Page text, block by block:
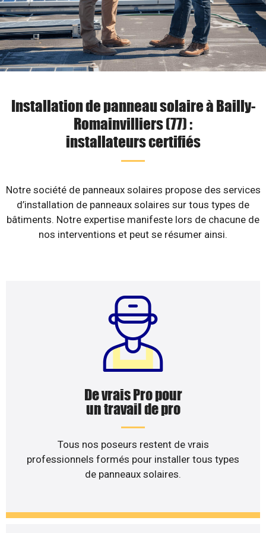
Installation de panneau solaire à Bailly-
Romainvilliers (77) :
installateurs certifiés
Notre société de panneaux solaires propose des services
d’installation de panneaux solaires sur tous types de
bâtiments. Notre expertise manifeste lors de chacune de
nos interventions et peut se résumer ainsi.
De vrais Pro pour
un travail de pro
Tous nos poseurs restent de vrais
professionnels formés pour installer tous types
de panneaux solaires.